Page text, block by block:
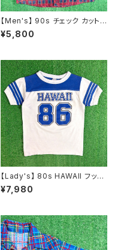
【Men's】 90s チェック カットオ
フ フランネル ノースリーブ シャ
ツ / 90年代 ベスト 古着 ネルシ
¥5,800
【Lady's】 80s HAWAII フット
ボール Tシャツ / 80年代 ティ
ーシャツ T-Short チビ ピチ ミ
¥7,980